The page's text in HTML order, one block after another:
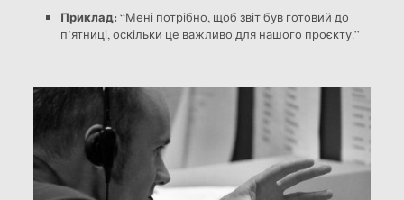
Приклад: “Мені потрібно, щоб звіт був готовий до
п’ятниці, оскільки це важливо для нашого проєкту.”